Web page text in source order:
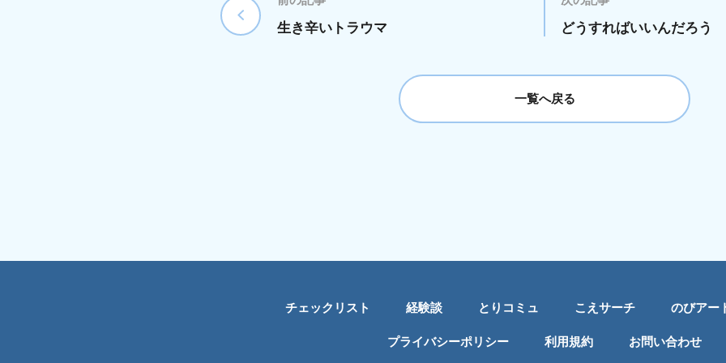
生き辛いトラウマ どうすればいいんだろう
一覧へ戻る
チェックリスト 経験談 とりコミュ こえサーチ のびアー
プライバシーポリシー 利用規約 お問い合わせ